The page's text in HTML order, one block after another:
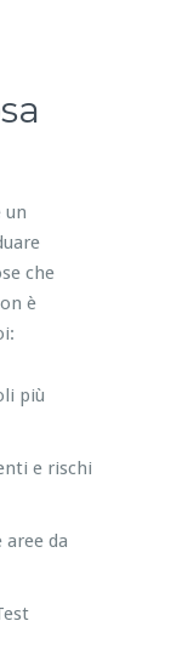
un
che
è
più
e rischi
da